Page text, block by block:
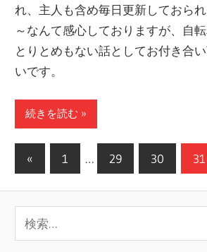
れ、主人も含め毎日更新しておら
～なんて感心しておりますが、自
とりとめもない話としてお付き合
いです。
続きを読む
投
の
ペ
«
の
事
1 … 29 30 31